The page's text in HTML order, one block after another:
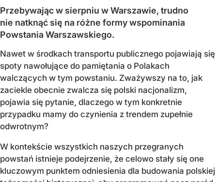
Przebywając w sierpniu w Warszawie, trudno
nie natknąć się na różne formy wspominania
Powstania Warszawskiego.
Nawet w środkach transportu publicznego pojawiają się
spoty nawołujące do pamiętania o Polakach
walczących w tym powstaniu. Zważywszy na to, jak
zaciekle obecnie zwalcza się polski nacjonalizm,
pojawia się pytanie, dlaczego w tym konkretnie
przypadku mamy do czynienia z trendem zupełnie
odwrotnym?
W kontekście wszystkich naszych przegranych
powstań istnieje podejrzenie, że celowo stały się one
kluczowym punktem odniesienia dla budowania polskiej